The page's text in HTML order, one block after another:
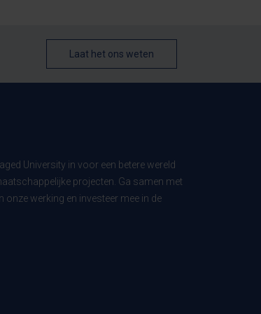
Laat het ons weten
University in voor een betere wereld
projecten. Ga samen met
onze werking en investeer mee in de